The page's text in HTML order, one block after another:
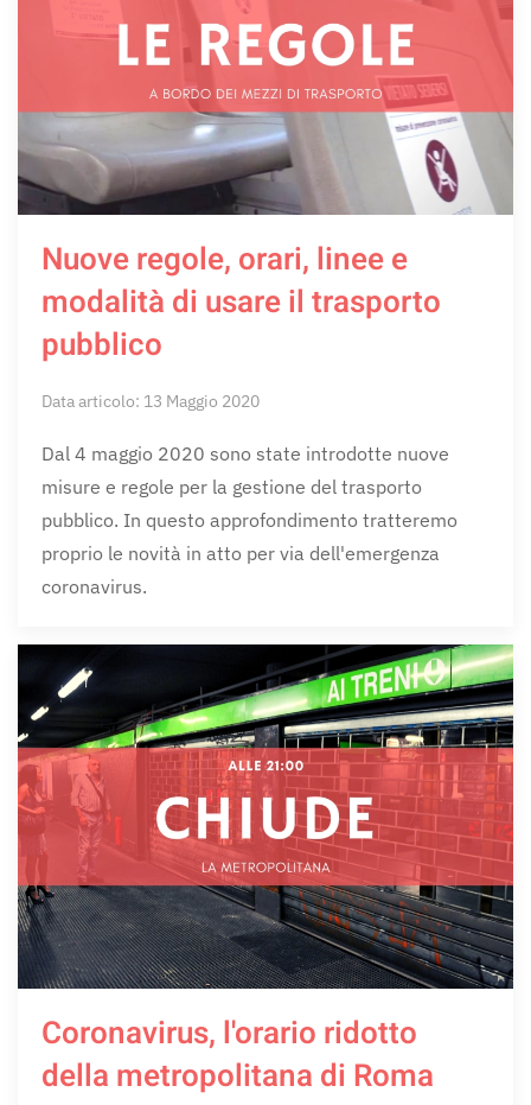
Nuove regole, orari, linee e
modalità di usare il trasporto
pubblico
Data articolo: 13 Maggio 2020
Dal 4 maggio 2020 sono state introdotte nuove
misure e regole per la gestione del trasporto
pubblico. In questo approfondimento tratteremo
proprio le novità in atto per via dell'emergenza
coronavirus.
Coronavirus, l'orario ridotto
della metropolitana di Roma